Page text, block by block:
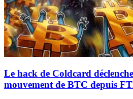
Le hack de Coldcard
mouvement de BTC depuis